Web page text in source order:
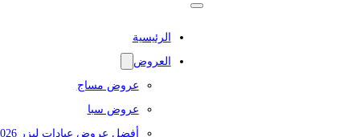
الرئيسية
العروض
عروض مساج
عروض سبا
أفضل عروض عيادات ليزر 2026